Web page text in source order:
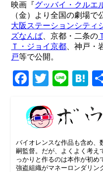
映画『グッバイ・クルエ
（金）より全国の劇場
大阪ステーションシティ
ズなんば、京都・二条の
Ｔ・ジョイ京都、神戸・
戸等で公開。
Facebook
TwitterLine
バイオレンスな作品も含め、
嗣監督。だが、よくよく考え
っかりと作るのは本作が初
強盗組織がマネーロンダリ